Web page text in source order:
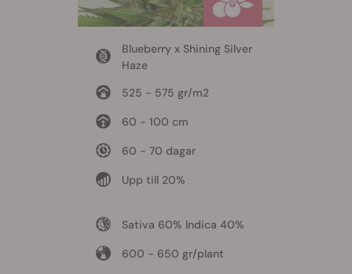
Blueberry x Shining Silver
Haze
525 - 575 gr/m2
60 - 100 cm
60 - 70 dagar
Upp till 20%
Sativa 60% Indica 40%
600 - 650 gr/plant